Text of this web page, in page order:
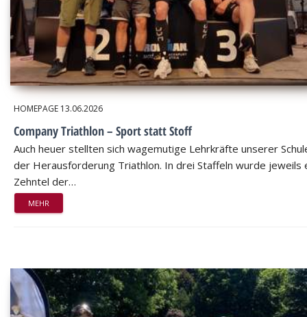
HOMEPAGE 13.06.2026
Company Triathlon – Sport statt Stoff
Auch heuer stellten sich wagemutige Lehrkräfte unserer
der Herausforderung Triathlon. In drei Staffeln wurde jeweils
Zehntel der…
MEHR